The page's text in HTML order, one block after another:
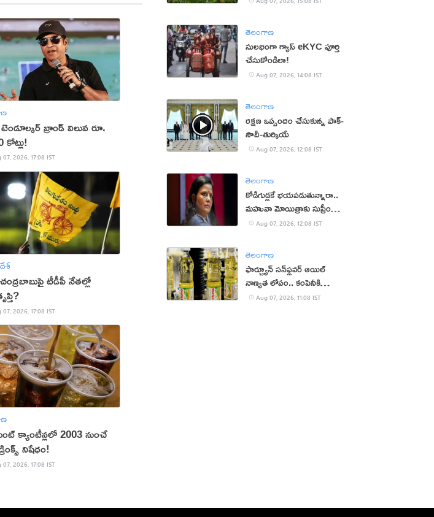
బ్రాండ్ విలువ రూ.
కోట్లు!
07, 2026, 17:08 IST
టీడీపీ నేతల్లో
07, 2026, 17:08 IST
క్యాంటీన్లలో 2003 నుంచే
నిషేధం!
07, 2026, 17:08 IST
తెలంగాణ
సులభంగా గ్యాస్ eKYC పూర్తి
చేసుకోండిలా!
Aug 07, 2026, 14:08 IST
తెలంగాణ
రక్షణ ఒప్పందం చేసుకున్న పాక్‌-
సౌదీ-తుర్కియే
Aug 07, 2026, 12:08 IST
తెలంగాణ
కోడిగుడ్లకే భయపడుతున్నారా..
మహువా మోయిత్రాకు సుప్రీం
చురకలు
Aug 07, 2026, 12:08 IST
తెలంగాణ
ఫార్చ్యూన్ సన్‌ఫ్లవర్ ఆయిల్
నాణ్యత లోపం.. కంపెనీకి
జరిమానా
Aug 07, 2026, 11:08 IST